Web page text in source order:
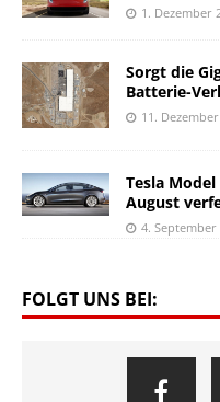
1. Dezember
Sorgt die
Batterie-
11.
Tesla
August
4. September
FOLGT UNS BEI: